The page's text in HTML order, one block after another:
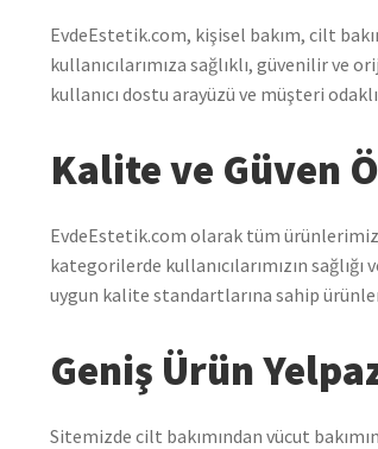
EvdeEstetik.com, kişisel bakım, cilt
kullanıcılarımıza sağlıklı, güvenilir
kullanıcı dostu arayüzü ve müşteri
Kalite ve Güven
EvdeEstetik.com olarak tüm
kategorilerde kullanıcılarımızın
uygun kalite standartlarına sahip
Geniş Ürün
Sitemizde cilt bakımından vücut